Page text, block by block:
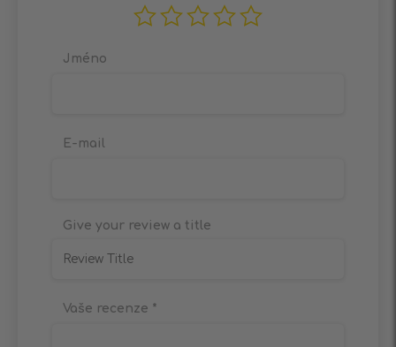
Give your review a title
Vaše recenze *
Jméno
E-mail